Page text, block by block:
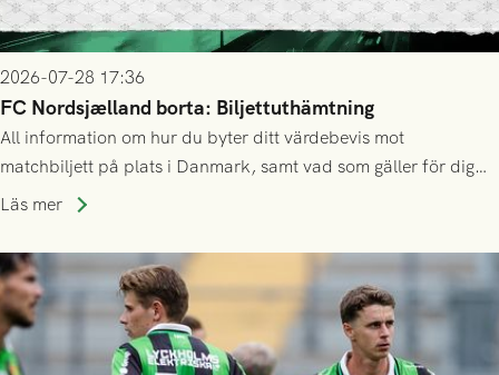
2026-07-28 17:36
FC Nordsjælland borta: Biljettuthämtning
All information om hur du byter ditt värdebevis mot
matchbiljett på plats i Danmark, samt vad som gäller för dig
som står på reservlista eller fått förhinder.
Läs mer